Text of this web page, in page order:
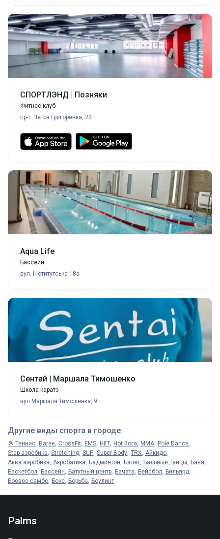
СПОРТЛЭНД | Позняки
Фитнес клуб
пр-т. Петра Григоренка, 23
Aqua Life
Бассейн
вул. Інститутська 18а
Сентай | Маршала Тимошенко
Школа каратэ
вул.Маршала Тимошенка, 9
Другие виды спорта в городе
🎾 Теннис Baree CrossFit EMS HIIT Hot йога MMA
Pole Dance
Step-аэробика Stretching SUP Super Body TRX Айкидо
Аква аэробика Акробатика Бадминтон Балет Бальные Танцы
Баня
Баскетбол
Бассейн Батутный центр Бачата Бейсбол
Бильярд
Боевое самбо
Бокс Борьба Боулинг
Palms